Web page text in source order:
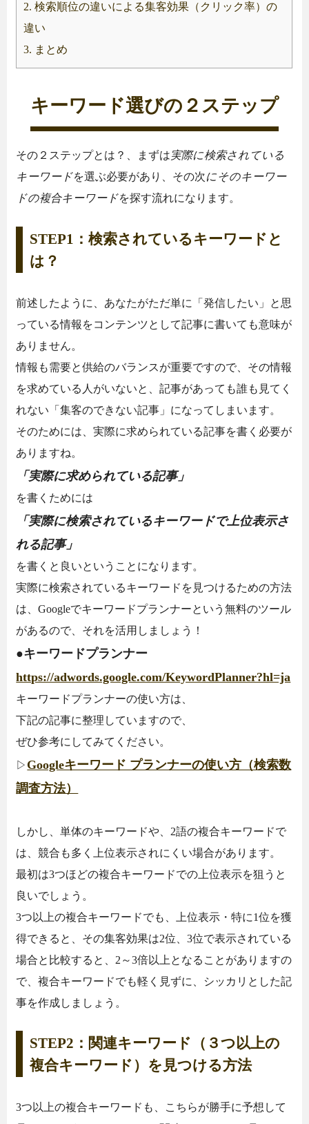
2. 検索順位の違いによる集客効果（クリック率）の
違い
3. まとめ
キーワード選びの２ステップ
その２ステップとは？、まずは実際に検索されている
キーワードを選ぶ必要があり、その次にそのキーワー
ドの複合キーワードを探す流れになります。
STEP1：検索されているキーワードと
は？
前述したように、あなたがただ単に「発信したい」と思
っている情報をコンテンツとして記事に書いても意味が
ありません。
情報も需要と供給のバランスが重要ですので、その情報
を求めている人がいないと、記事があっても誰も見てく
れない「集客のできない記事」になってしまいます。
そのためには、実際に求められている記事を書く必要が
ありますね。
「実際に求められている記事」
を書くためには
「実際に検索されているキーワードで上位表示さ
れる記事」
を書くと良いということになります。
実際に検索されているキーワードを見つけるための方法
は、Googleでキーワードプランナーという無料のツール
があるので、それを活用しましょう！
●キーワードプランナー
https://adwords.google.com/KeywordPlanner?hl=ja
キーワードプランナーの使い方は、
下記の記事に整理していますので、
ぜひ参考にしてみてください。
▷ Googleキーワード プランナーの使い方（検索数
調査方法）
しかし、単体のキーワードや、2語の複合キーワードで
は、競合も多く上位表示されにくい場合があります。
最初は3つほどの複合キーワードでの上位表示を狙うと
良いでしょう。
3つ以上の複合キーワードでも、上位表示・特に1位を獲
得できると、その集客効果は2位、3位で表示されている
場合と比較すると、2～3倍以上となることがありますの
で、複合キーワードでも軽く見ずに、シッカリとした記
事を作成しましょう。
STEP2：関連キーワード（３つ以上の
複合キーワード）を見つける方法
3つ以上の複合キーワードも、こちらが勝手に予想して